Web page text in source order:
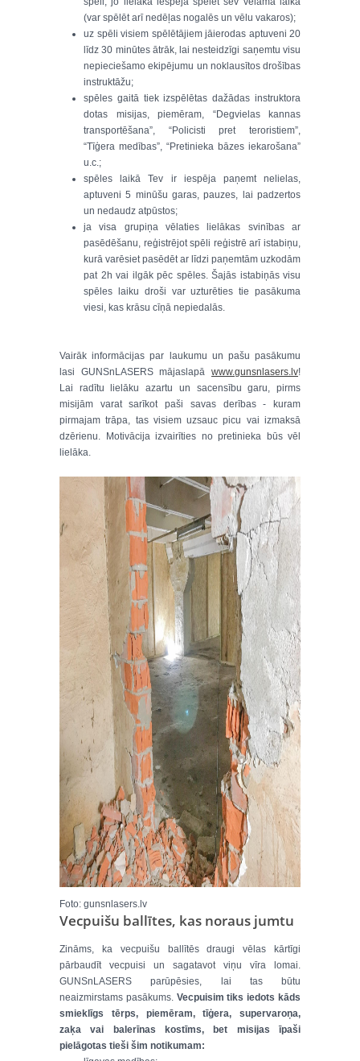
(var spēlēt arī nedēļas nogalēs un vēlu vakaros);
uz spēli visiem spēlētājiem jāierodas aptuveni 20
līdz 30 minūtes ātrāk, lai nesteidzīgi saņemtu visu
nepieciešamo ekipējumu un noklausītos drošības
instruktāžu;
spēles gaitā tiek izspēlētas dažādas instruktora
dotas misijas, piemēram, “Degvielas kannas
transportēšana”, “Policisti pret teroristiem”,
“Tīģera medības”, “Pretinieka bāzes iekarošana”
u.c.;
spēles laikā Tev ir iespēja paņemt nelielas,
aptuveni 5 minūšu garas, pauzes, lai padzertos
un nedaudz atpūstos;
ja visa grupiņa vēlaties lielākas svinības ar
pasēdēšanu, reģistrējot spēli reģistrē arī istabiņu,
kurā varēsiet pasēdēt ar līdzi paņemtām uzkodām
pat 2h vai ilgāk pēc spēles. Šajās istabiņās visu
spēles laiku droši var uzturēties tie pasākuma
viesi, kas krāsu cīņā nepiedalās.
Vairāk informācijas par laukumu un pašu pasākumu
lasi GUNSnLASERS mājaslapā www.gunsnlasers.lv!
Lai radītu lielāku azartu un sacensību garu, pirms
misijām varat sarīkot paši savas derības - kuram
pirmajam trāpa, tas visiem uzsauc picu vai izmaksā
dzērienu. Motivācija izvairīties no pretinieka būs vēl
lielāka.
Foto: gunsnlasers.lv
Vecpuišu ballītes, kas noraus jumtu
Zināms, ka vecpuišu ballītēs draugi vēlas kārtīgi
pārbaudīt vecpuisi un sagatavot viņu vīra lomai.
GUNSnLASERS parūpēsies, lai tas būtu
neaizmirstams pasākums. Vecpuisim tiks iedots kāds
smieklīgs tērps, piemēram, tīģera, supervaroņa,
zaķa vai balerīnas kostīms, bet misijas īpaši
pielāgotas tieši šim notikumam: